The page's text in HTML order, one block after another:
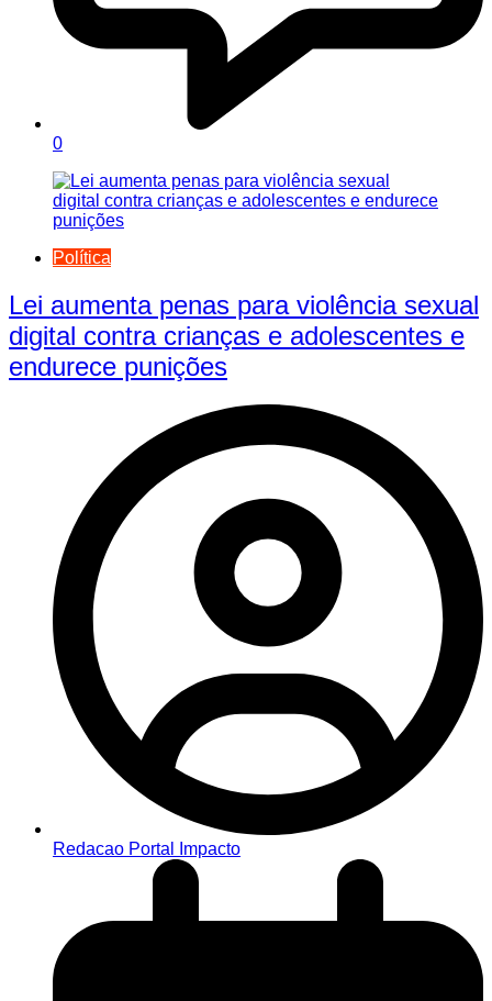
0
Política
Lei aumenta penas para violência sexual
digital contra crianças e adolescentes e
endurece punições
Redacao Portal Impacto